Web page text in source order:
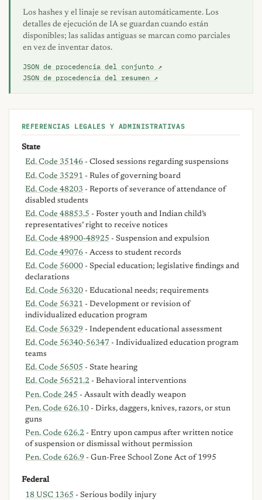
Los hashes y el linaje se revisan automáticamente. Los
detalles de ejecución de IA se guardan cuando están
disponibles; las salidas antiguas se marcan como parciales
en vez de inventar datos.
JSON de procedencia del conjunto ↗
JSON de procedencia del resumen ↗
REFERENCIAS LEGALES Y ADMINISTRATIVAS
State
Ed. Code 35146 - Closed sessions regarding suspensions
Ed. Code 35291 - Rules of governing board
Ed. Code 48203 - Reports of severance of attendance of
disabled students
Ed. Code 48853.5 - Foster youth and Indian child’s
representatives’ right to receive notices
Ed. Code 48900-48925 - Suspension and expulsion
Ed. Code 49076 - Access to student records
Ed. Code 56000 - Special education; legislative findings and
declarations
Ed. Code 56320 - Educational needs; requirements
Ed. Code 56321 - Development or revision of
individualized education program
Ed. Code 56329 - Independent educational assessment
Ed. Code 56340-56347 - Individualized education program
teams
Ed. Code 56505 - State hearing
Ed. Code 56521.2 - Behavioral interventions
Pen. Code 245 - Assault with deadly weapon
Pen. Code 626.10 - Dirks, daggers, knives, razors, or stun
guns
Pen. Code 626.2 - Entry upon campus after written notice
of suspension or dismissal without permission
Pen. Code 626.9 - Gun-Free School Zone Act of 1995
Federal
18 USC 1365 - Serious bodily injury